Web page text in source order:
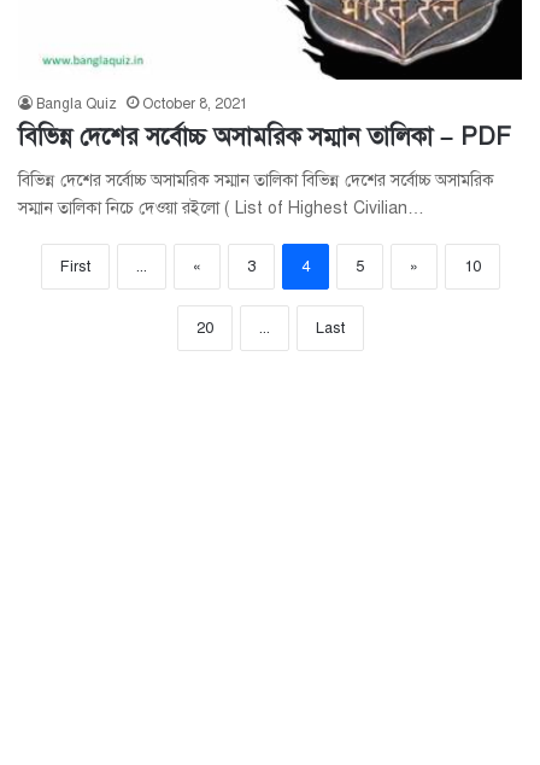
Bangla Quiz October 8, 2021
বিভিন্ন দেশের সর্বোচ্চ অসামরিক সম্মান তালিকা – PDF
বিভিন্ন দেশের সর্বোচ্চ অসামরিক সম্মান তালিকা বিভিন্ন দেশের সর্বোচ্চ অসামরিক
সম্মান তালিকা নিচে দেওয়া রইলো ( List of Highest Civilian…
First ... « 3 4 5 » 10
20 ... Last